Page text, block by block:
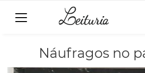
Náufragos no